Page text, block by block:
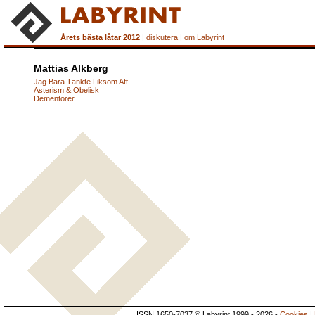
Årets bästa låtar 2012 | diskutera | om Labyrint
Mattias Alkberg
Jag Bara Tänkte Liksom Att
Asterism & Obelisk
Dementorer